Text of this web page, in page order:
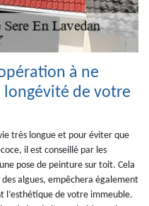
à ne
longévité de votre
très longue et pour éviter que
il est conseillé par les
pose de peinture sur toit. Cela
algues, empêchera également
l’esthétique de votre immeuble.